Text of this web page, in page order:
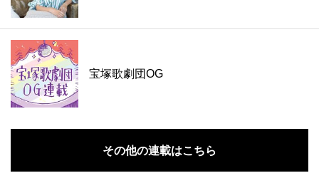
宝塚歌劇団OG
その他の連載はこちら